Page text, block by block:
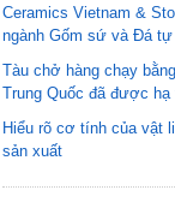
Ceramics Vietnam &
ngành Gốm sứ và Đá tự
Tàu chở hàng chạy
Trung Quốc đã được hạ
Hiểu rõ cơ tính của vật
sản xuất